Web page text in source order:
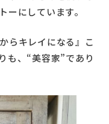
ーにしています。
らキレイになる』こ
も、“美容家”であり